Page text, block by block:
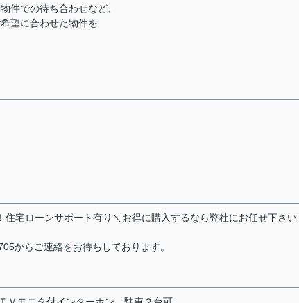
件での待ち合わせなど、
望に合わせた物件を
宅ローンサポート有り＼お得に購入するなら弊社にお任せ下さい
からご連絡をお待ちしております。